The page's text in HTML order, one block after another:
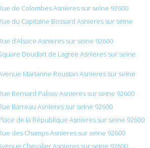
de Colombes Asnieres sur seine 92600
du Capitaine Bossard Asnieres sur seine
d’Alsace Asnieres sur seine 92600
Doudart de Lagree Asnieres sur seine
Marianne Roustan Asnieres sur seine
Bernard Palissy Asnieres sur seine 92600
Barreau Asnieres sur seine 92600
de la République Asnieres sur seine 92600
des Champs Asnieres sur seine 92600
Chevalier Asnieres sur seine 92600